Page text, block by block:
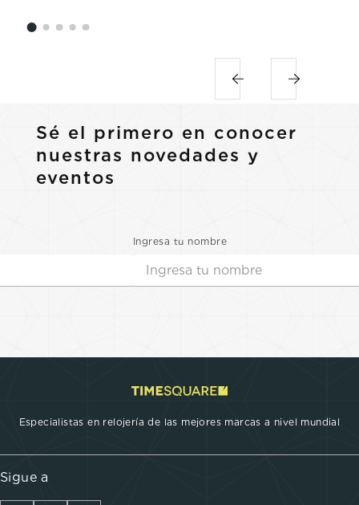
Sé el primero en conocer
nuestras novedades y
eventos
Ingresa tu nombre
Especialistas en relojería de las mejores marcas a nivel mundial
Sigue a